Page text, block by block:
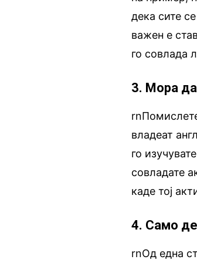
дека сите
важен е
го совлада
3. Мора да
владеат
го
совладате
каде тој
4. Само
rnОд една